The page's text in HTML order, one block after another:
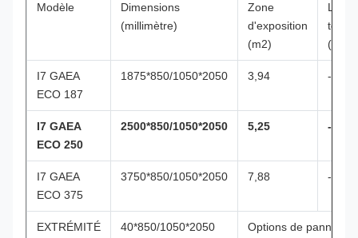
Modèle
Dimensions
(millimètre)
Zone
d'exposition
(m2)
La
(℃)
I7 GAEA
ECO 187
1875*850/1050*2050 3,94 -2~+8
I7 GAEA
ECO 250
2500*850/1050*2050 5,25 -2~+8
I7 GAEA
ECO 375
3750*850/1050*2050 7,88 -2~+8
EXTRÉMITÉ
40*850/1050*2050
Options de panneau